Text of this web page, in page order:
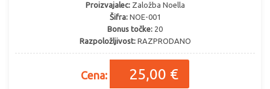
Proizvajalec: Založba Noella
Šifra:NOE-001
Bonus točke: 20
Razpoložljivost:RAZPRODANO
Cena: 25,00 €